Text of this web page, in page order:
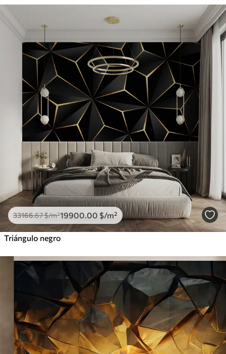
33166.67$/m²19900 .00 $/m²
Triángulo negro